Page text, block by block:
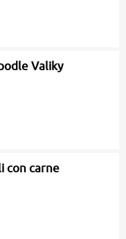
Valiky
con carne